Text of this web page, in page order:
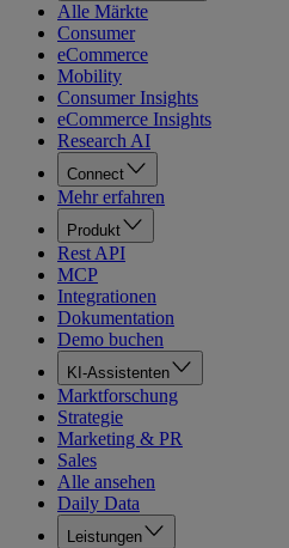
Alle Märkte
Consumer
eCommerce
Mobility
Consumer Insights
eCommerce Insights
Research AI
Connect
Mehr erfahren
Produkt
Rest API
MCP
Integrationen
Dokumentation
Demo buchen
KI-Assistenten
Marktforschung
Strategie
Marketing & PR
Sales
Alle ansehen
Daily Data
Leistungen